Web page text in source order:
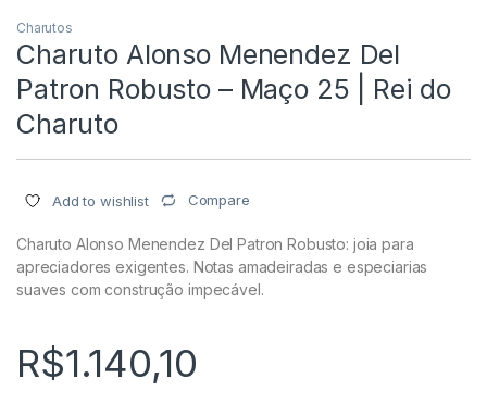
Charutos
Charuto Alonso Menendez Del
Patron Robusto – Maço 25 | Rei do
Charuto
Add to wishlist Compare
Charuto Alonso Menendez Del Patron Robusto: joia para
apreciadores exigentes. Notas amadeiradas e especiarias
suaves com construção impecável.
R$1.140,10